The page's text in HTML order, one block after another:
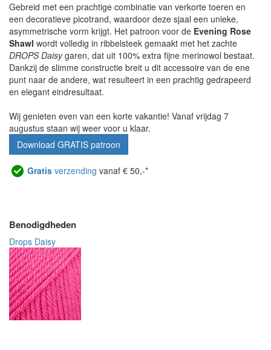
Gebreid met een prachtige combinatie van verkorte toeren en
een decoratieve picotrand, waardoor deze sjaal een unieke,
asymmetrische vorm krijgt. Het patroon voor de Evening Rose
Shawl wordt volledig in ribbelsteek gemaakt met het zachte
DROPS Daisygaren, dat uit 100% extra fijne merinowol bestaat.
Dankzij de slimme constructie breit u dit accessoire van de ene
punt naar de andere, wat resulteert in een prachtig gedrapeerd
en elegant eindresultaat.
Wij genieten even van een korte vakantie! Vanaf vrijdag 7
augustus staan wij weer voor u klaar.
Download GRATIS patroon
Gratis verzending vanaf € 50,-*
Benodigdheden
Drops Daisy